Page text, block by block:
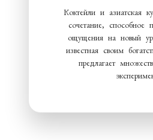
Коктейли и азиатская
сочетание, способное
ощущения на новый
известная своим
предлагает